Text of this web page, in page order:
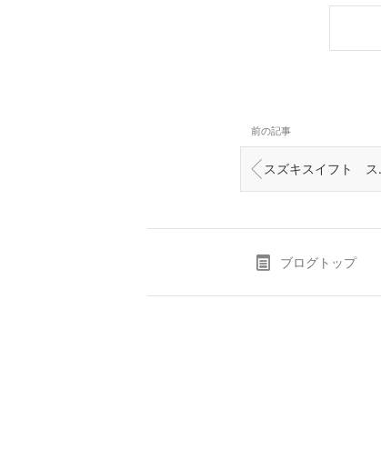
前の記事
スズキスイフト スマートキー追加作業 富山の鍵屋
ブログトップ